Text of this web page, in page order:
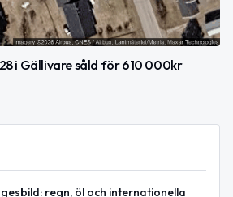
i Gällivare såld för 610 000kr
regn, öl och internationella